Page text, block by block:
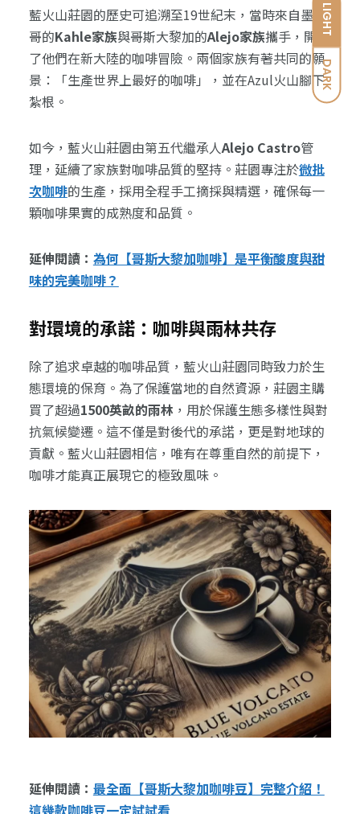
LIGHT
DARK
藍火山莊園的歷史可追溯至19世紀末，當時來自墨西
哥的Kahle家族與哥斯大黎加的Alejo家族攜手，開始
了他們在新大陸的咖啡冒險。兩個家族有著共同的願
景：「生產世界上最好的咖啡」，並在Azul火山腳下
紮根。
如今，藍火山莊園由第五代繼承人Alejo Castro管
理，延續了家族對咖啡品質的堅持。莊園專注於微批
次咖啡的生產，採用全程手工摘採與精選，確保每一
顆咖啡果實的成熟度和品質。
延伸閱讀： 為何【哥斯大黎加咖啡】是平衡酸度與甜
味的完美咖啡？
對環境的承諾：咖啡與雨林共存
除了追求卓越的咖啡品質，藍火山莊園同時致力於生
態環境的保育。為了保護當地的自然資源，莊園主購
買了超過1500英畝的雨林 ，用於保護生態多樣性與對
抗氣候變遷。這不僅是對後代的承諾，更是對地球的
貢獻。藍火山莊園相信，唯有在尊重自然的前提下，
咖啡才能真正展現它的極致風味。
延伸閱讀： 最全面【哥斯大黎加咖啡豆】完整介紹！
這幾款咖啡豆一定試試看